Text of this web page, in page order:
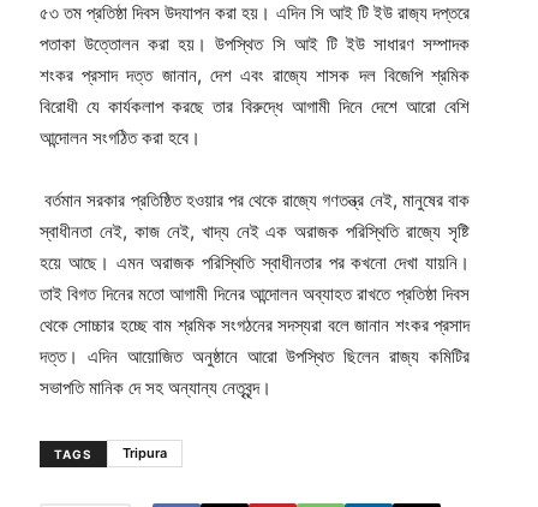
৫৩ তম প্রতিষ্ঠা দিবস উদযাপন করা হয়। এদিন সি আই টি ইউ রাজ‍্য দপ্তরে
পতাকা উত্তোলন করা হয়। উপস্থিত সি আই টি ইউ সাধারণ সম্পাদক
শংকর প্রসাদ দত্ত জানান, দেশ এবং রাজ্যে শাসক দল বিজেপি শ্রমিক
বিরোধী যে কার্যকলাপ করছে তার বিরুদ্ধে আগামী দিনে দেশে আরো বেশি
আন্দোলন সংগঠিত করা হবে।
বর্তমান সরকার প্রতিষ্ঠিত হওয়ার পর থেকে রাজ্যে গণতন্ত্র নেই, মানুষের বাক
স্বাধীনতা নেই, কাজ নেই, খাদ্য নেই এক অরাজক পরিস্থিতি রাজ্যে সৃষ্টি
হয়ে আছে। এমন অরাজক পরিস্থিতি স্বাধীনতার পর কখনো দেখা যায়নি।
তাই বিগত দিনের মতো আগামী দিনের আন্দোলন অব্যাহত রাখতে প্রতিষ্ঠা দিবস
থেকে সোচ্চার হচ্ছে বাম শ্রমিক সংগঠনের সদস্যরা বলে জানান শংকর প্রসাদ
দত্ত। এদিন আয়োজিত অনুষ্ঠানে আরো উপস্থিত ছিলেন রাজ্য কমিটির
সভাপতি মানিক দে সহ অন্যান্য নেতৃবৃন্দ।
TAGS Tripura